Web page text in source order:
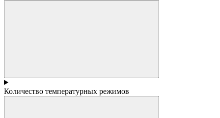
Количество температурных режимов